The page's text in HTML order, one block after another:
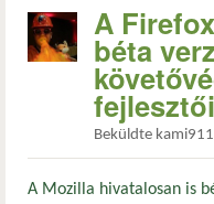
A
béta
Beküldte kami911
A Mozilla hivatalosan is